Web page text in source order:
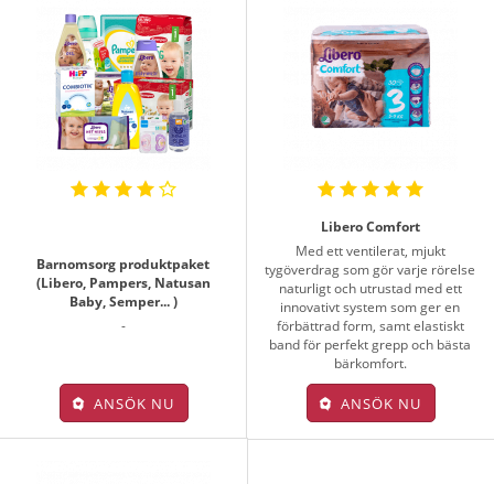
Barnomsorg produktpaket
(Libero, Pampers, Natusan
Baby, Semper... )
-
ANSÖK NU
Libero Comfort
Med ett ventilerat, mjukt
tygöverdrag som gör varje rörelse
naturligt och utrustad med ett
innovativt system som ger en
förbättrad form, samt elastiskt
band för perfekt grepp och bästa
bärkomfort.
ANSÖK NU